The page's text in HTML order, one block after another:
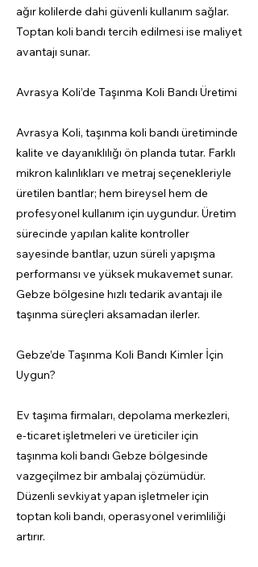
ağır kolilerde dahi güvenli kullanım sağlar.
Toptan koli bandı tercih edilmesi ise maliyet
avantajı sunar.
Avrasya Koli’de Taşınma Koli Bandı Üretimi
Avrasya Koli, taşınma koli bandı üretiminde
kalite ve dayanıklılığı ön planda tutar. Farklı
mikron kalınlıkları ve metraj seçenekleriyle
üretilen bantlar; hem bireysel hem de
profesyonel kullanım için uygundur. Üretim
sürecinde yapılan kalite kontroller
sayesinde bantlar, uzun süreli yapışma
performansı ve yüksek mukavemet sunar.
Gebze bölgesine hızlı tedarik avantajı ile
taşınma süreçleri aksamadan ilerler.
Gebze’de Taşınma Koli Bandı Kimler İçin
Uygun?
Ev taşıma firmaları, depolama merkezleri,
e-ticaret işletmeleri ve üreticiler için
taşınma koli bandı Gebze bölgesinde
vazgeçilmez bir ambalaj çözümüdür.
Düzenli sevkiyat yapan işletmeler için
toptan koli bandı, operasyonel verimliliği
artırır.